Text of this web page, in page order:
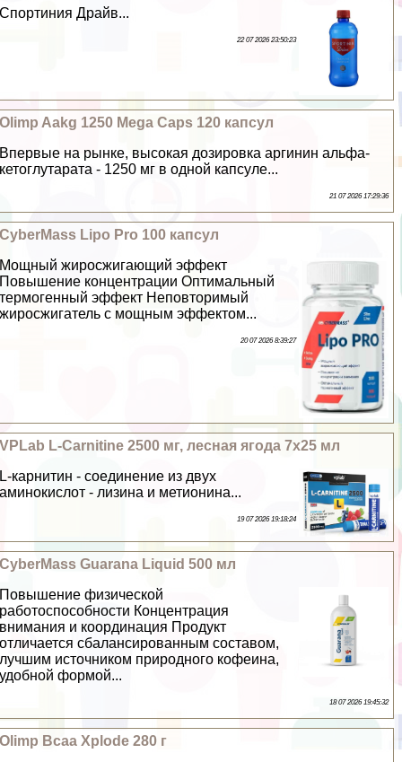
Спортиния Драйв...
22 07 2026 23:50:23
Olimp Aakg 1250 Mega Caps 120 капсул
Впервые на рынке, высокая дозировка аргинин альфа-
кетоглутарата - 1250 мг в одной капсуле...
21 07 2026 17:29:36
CyberMass Lipo Pro 100 капсул
Мощный жиросжигающий эффект
Повышение концентрации Оптимальный
термогенный эффект Неповторимый
жиросжигатель с мощным эффектом...
20 07 2026 8:39:27
VPLab L-Carnitine 2500 мг, лесная ягода 7х25 мл
L-карнитин - соединение из двух
аминокислот - лизина и метионина...
19 07 2026 19:18:24
CyberMass Guarana Liquid 500 мл
Повышение физической
работоспособности Концентрация
внимания и координация Продукт
отличается сбалансированным составом,
лучшим источником природного кофеина,
удобной формой...
18 07 2026 19:45:32
Olimp Bcaa Xplode 280 г